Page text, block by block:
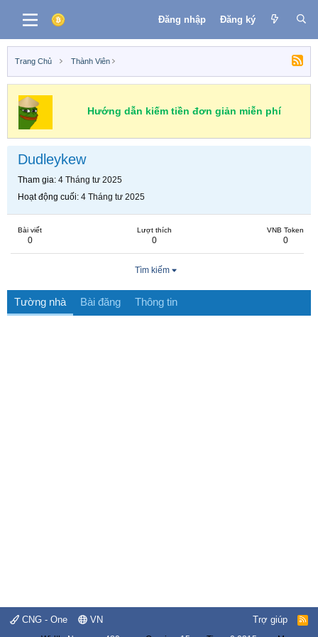
Đăng nhập Đăng ký
Trang Chủ Thành Viên
Hướng dẫn kiếm tiền đơn giản miễn phí
Dudleykew
Tham gia 4 Tháng tư 2025
Hoạt động cuối 4 Tháng tư 2025
Bài viết
0
Lượt thích
0
VNB Token
0
Tìm kiếm
Tường nhà Bài đăng Thông tin
CNG - One VN Trợ giúp
R